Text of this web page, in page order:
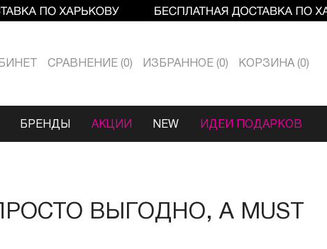
СРАВНЕНИЕ 0 ИЗБРАННОЕ 0 КОРЗИНА 0
БРЕНДЫ АКЦИИ NEW ИДЕИ ПОДАРКОВ
ВЫГОДНО, А MUST